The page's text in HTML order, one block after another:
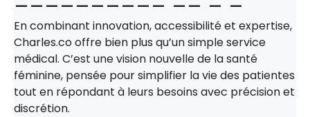
En combinant innovation, accessibilité et expertise,
Charles.co offre bien plus qu’un simple service
médical. C’est une vision nouvelle de la santé
féminine, pensée pour simplifier la vie des patientes
tout en répondant à leurs besoins avec précision et
discrétion.